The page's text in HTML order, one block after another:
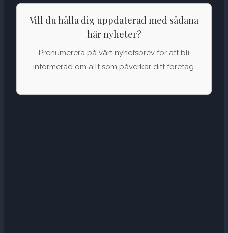
Vill du hålla dig uppdaterad med sådana
här nyheter?
Prenumerera på vårt nyhetsbrev för att bli
informerad om allt som påverkar ditt företag.